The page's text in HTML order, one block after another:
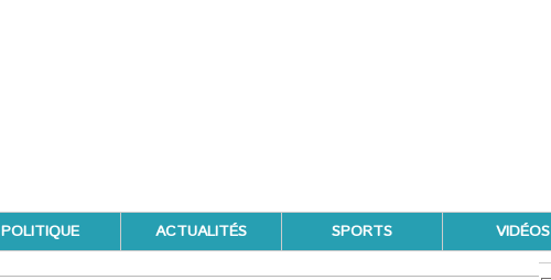
POLITIQUE ACTUALITÉS SPORTS VIDÉOS